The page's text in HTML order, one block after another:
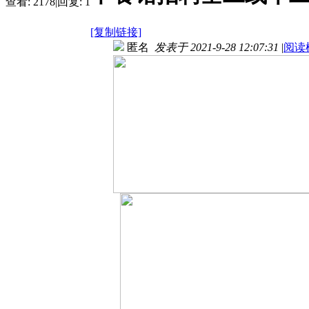
[复制链接]
匿名 发表于 2021-9-28 12:07:31 |阅读